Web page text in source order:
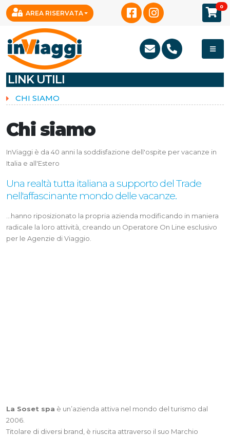
AREA RISERVATA
0
LINK UTILI
CHI SIAMO
Chi siamo
InViaggi è da 40 anni la soddisfazione dell'ospite per vacanze in
Italia e all'Estero
Una realtà tutta italiana a supporto del Trade
nell'affascinante mondo delle vacanze.
...hanno riposizionato la propria azienda modificando in maniera
radicale la loro attività, creando un Operatore On Line esclusivo
per le Agenzie di Viaggio.
La Soset spa è un’azienda attiva nel mondo del turismo dal
2006.
Titolare di diversi brand, è riuscita attraverso il suo Marchio